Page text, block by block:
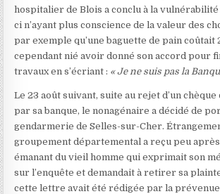
hospitalier de Blois a conclu à la
ci n’ayant plus conscience de la valeur des
par exemple qu’une baguette de pain coûtait
cependant nié avoir donné son accord pour
travaux en s’écriant : « Je ne suis pas la
Le 23 août suivant, suite au rejet d’un
par sa banque, le nonagénaire a décidé de
gendarmerie de Selles-sur-Cher.
groupement départemental a reçu peu
émanant du vieil homme qui exprimait son
sur l’enquête et demandait à retirer sa
cette lettre avait été rédigée par la